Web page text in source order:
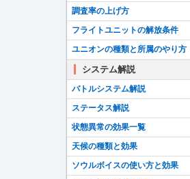
調査率の上げ方
フライトユニットの解放条件
ユニオンの種類と所属のやり方
システム解説
バトルシステム解説
ステータス解説
状態異常の効果一覧
天候の種類と効果
ソウルボイスの使い方と効果